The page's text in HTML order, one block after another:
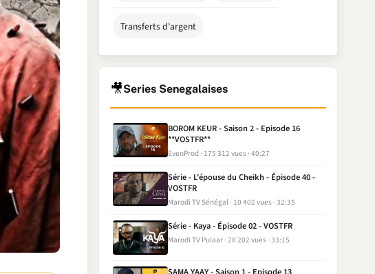
Transferts d'argent
🎥Series Senegalaises
BOROM KEUR - Saison 2 - Episode 16
**VOSTFR**
EvenProd 175 312 vues 40:27
Série - L'épouse du Cheikh - Épisode 40 -
VOSTFR
Marodi TV Sénégal 10 402 vues 32:35
Série - Kaya - Épisode 02 - VOSTFR
Marodi TV Pulaar 28 202 vues 33:15